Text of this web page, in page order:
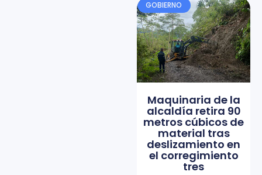
GOBIERNO
Maquinaria de la
alcaldía retira 90
metros cúbicos de
material tras
deslizamiento en
el corregimiento
tres